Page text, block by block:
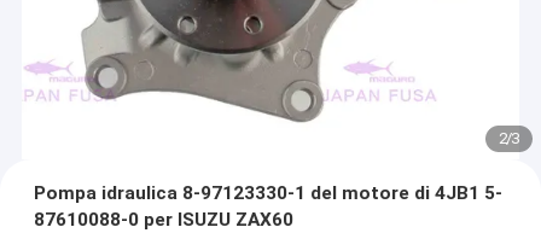
2/3
Pompa idraulica 8-97123330-1 del motore di 4JB1 5-
87610088-0 per ISUZU ZAX60